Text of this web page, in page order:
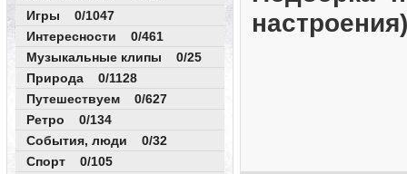
Игры 0/1047
Интересности 0/461
Музыкальные клипы 0/25
Природа 0/1128
Путешествуем 0/627
Ретро 0/134
События, люди 0/32
Спорт 0/105